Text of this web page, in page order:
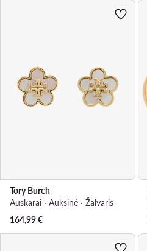
Tory Burch
Auskarai · Auksinė · Žalvaris
164,99€